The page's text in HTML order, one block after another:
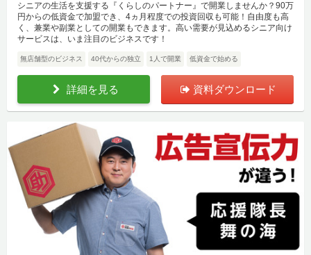
シニアの生活を支援する『くらしのパートナー』で開業しませんか？90万
円からの低資金で加盟でき、4ヵ月程度での投資回収も可能！自由度も高
く、兼業や副業としての開業もできます。高い需要が見込めるシニア向け
サービスは、いま注目のビジネスです！
無店舗型のビジネス 40代からの独立 1人で開業 低資金で始める
詳細を見る 資料ダウンロード